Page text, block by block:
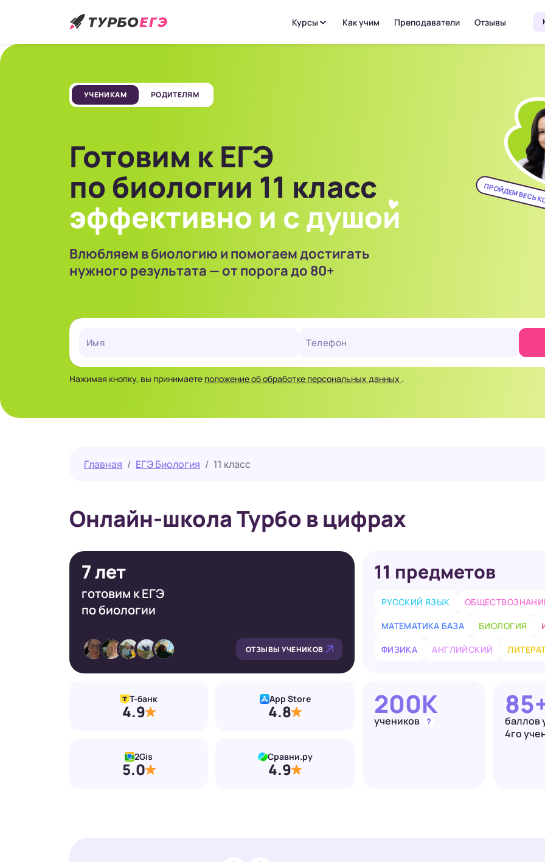
Курсы Как учим Преподаватели Отзывы
УЧЕНИКАМ РОДИТЕЛЯМ
Готовим к ЕГЭ
по биологии 11 класс
эффективно и с душои
Влюбляем в биологию и помогаем достигать
нужного результата — от порога до 80+
ПРОЙДЕМ ВЕСЬ
Нажимая кнопку, вы принимаете положение об обработке персональных данных .
Главная ЕГЭ Биология 11 класс
Онлайн-школа Турбо в цифрах
7 лет
готовим к ЕГЭ
по биологии
ОТЗЫВЫ УЧЕНИКОВ
11 предметов
РУССКИЙ ЯЗЫК
МАТЕМАТИКА БАЗА БИОЛОГИЯ
ФИЗИКА АНГЛИЙСКИЙ
Т-банк
4.9
App Store
4.8
2Gis
5.0
Сравни.ру
4.9
200K
учеников баллов
4го